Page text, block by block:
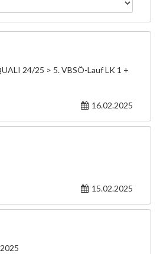
24/25 > 5. VBSÖ-Lauf LK 1 +
16.02.2025
15.02.2025